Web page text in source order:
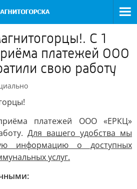
С 1
платежей ООО
свою работу
платежей ООО «ЕРКЦ»
Для вашего удобства мы
информацию о доступных
услуг.